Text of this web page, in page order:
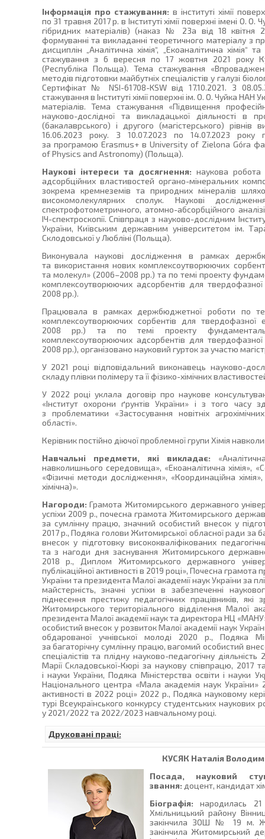
Інформація про стажування: в інституті хімії
по 31 травня 2017 р. в Інституті хімії поверхні імені О. О.
гібридних матеріалів) (наказ № 23а від 18 квітня
формуванні та викладанні теоретичного матеріалу з
дисциплін „Аналітична хімія“, „Екоаналітична хімія“
стажування з 6 вересня по 17 жовтня 2021 року
(Республіка Польща). Тема стажування
методів підготовки майбутніх спеціалістів у галузі
Сертифікат № NSI-61708-KSW від 17.10.2021. З
стажування в Інституті хімії поверхні ім. О. О. Чуйка НАН
матеріалів. Тема стажування «Підвищення
науково-дослідної та викладацької діяльності в
(бакалаврського) і другого (магістерського)
16.06.2023 року. З 10.07.2023 по 14.07.2023 року
за програмою Erasmus+ в University of Zielona Góra
of Physics and Astronomy) (Польща).
Наукові інтереси та досягнення: наукова
адсорбційних властивостей органо-мінеральних
зокрема кремнеземів та природних мінералів
високомолекулярних сполук. Наукові
спектрофотометричного, атомно-абсорбційного
ІЧ-спектроскопії. Співпраця з науково-дослідним
України, Київським державним університетом ім.
Склодовської у Любліні (Польща).
Виконувала наукові дослідження в рамках
та використання нових комплексоутворюючих
та молекул» (2006–2008 рр.) та по темі проекту
комплексоутворюючих адсорбентів для твердофазної
2008 рр.).
Працювала в рамках держбюджетної роботи по
комплексоутворюючих сорбентів для твердофазної
2008 рр.) та по темі проекту
комплексоутворюючих адсорбентів для твердофазної
2008 рр.), організовано науковий гурток за участю
У 2021 році відповідальний виконавець науково-
складу плівки полімеру та її фізико-хімічних
У 2022 році уклала договір про наукове
«Інститут охорони ґрунтів України» і з того часу
з проблематики «Застосування новітніх
області».
Керівник постійно діючої проблемної групи Хімія
Навчальні предмети, які викладає:
навколишнього середовища», «Екоаналітична хімія»,
«Фізичні методи дослідження», «Координаційна
хімічна)».
Нагороди: Грамота Житомирського державного
успіхи 2009 р., почесна грамота Житомирського
за сумлінну працю, значний особистий внесок у
2017 р., Подяка голови Житомирської обласної ради за
внесок у підготовку висококваліфікованих
та з нагоди дня заснування Житомирського
2018 р., Диплом Житомирського державного
публікаційної активності в 2019 році», Почесна грамота
України та президента Малої академії наук України за
майстерність, значні успіхи в забезпеченні
піднесення престижу педагогічних працівників,
Житомирського територіального відділення Малої
президента Малої академії наук та директора НЦ
особистий внесок у розвиток Малої академії наук
обдарованої учнівської молоді 2020 р., Подяка
за багаторічну сумлінну працю, вагомий особистий
спеціалістів та плідну науково-педагогічну
Марії Складовської-Кюрі за наукову співпрацю, 2017
і науки України, Подяка Міністерства освіти і науки
Національного центра «Мала академія наук України»
активності в 2022 році» 2022 р., Подяка науковому
турі Всеукраїнського конкурсу студентських наукових
у 2021/2022 та 2022/2023 навчальному році.
Друковані праці:
КУСЯК Наталія
Посада, науковий
звання: доцент, кандидат
Біографія: народилась
Хмільницький району
закінчила ЗОШ № 19 м.
закінчила Житомирський